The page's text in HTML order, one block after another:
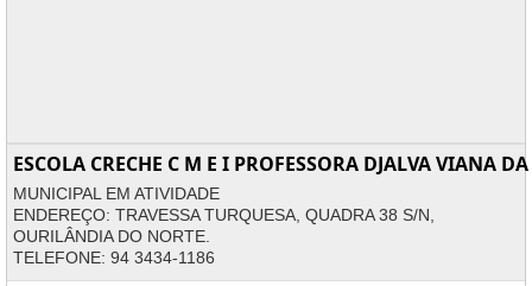
ESCOLA CRECHE C M E I PROFESSORA DJALVA VIANA
MUNICIPAL EM ATIVIDADE
ENDEREÇO: TRAVESSA TURQUESA, QUADRA 38 S/N,
OURILÂNDIA DO NORTE.
TELEFONE: 94 3434-1186